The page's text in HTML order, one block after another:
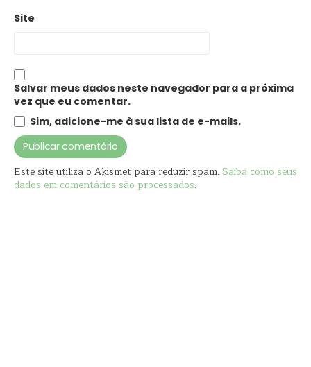
Site
Salvar meus dados neste navegador para a próxima
vez que eu comentar.
Sim, adicione-me à sua lista de e-mails.
Este site utiliza o Akismet para reduzir spam. Saiba como seus
dados em comentários são processados.